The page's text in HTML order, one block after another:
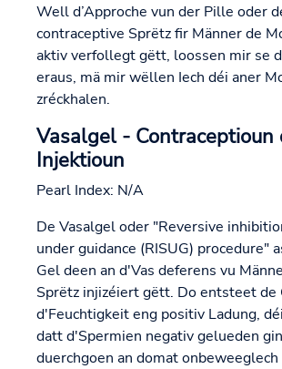
Well d’Approche vun der Pille oder
contraceptive Sprëtz fir Männer de
aktiv verfollegt gëtt, loossen mir se
eraus, mä mir wëllen Iech déi aner
zréckhalen.
Vasalgel - Contraceptioun
Injektioun
Pearl Index: N/A
De Vasalgel oder "Reversive
under guidance (RISUG) procedure"
Gel deen an d'Vas deferens vu
Sprëtz injizéiert gëtt. Do entsteet de
d'Feuchtigkeit eng positiv Ladung,
datt d'Spermien negativ gelueden
duerchgoen an domat onbeweeglech